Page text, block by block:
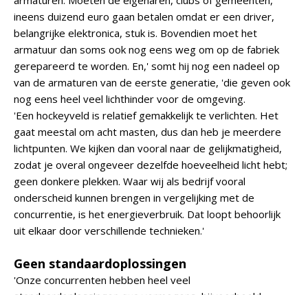
ineens duizend euro gaan betalen omdat er een driver,
belangrijke elektronica, stuk is. Bovendien moet het
armatuur dan soms ook nog eens weg om op de fabriek
gerepareerd te worden. En,' somt hij nog een nadeel op
van de armaturen van de eerste generatie, 'die geven ook
nog eens heel veel lichthinder voor de omgeving.
'Een hockeyveld is relatief gemakkelijk te verlichten. Het
gaat meestal om acht masten, dus dan heb je meerdere
lichtpunten. We kijken dan vooral naar de gelijkmatigheid,
zodat je overal ongeveer dezelfde hoeveelheid licht hebt;
geen donkere plekken. Waar wij als bedrijf vooral
onderscheid kunnen brengen in vergelijking met de
concurrentie, is het energieverbruik. Dat loopt behoorlijk
uit elkaar door verschillende technieken.'
Geen standaardoplossingen
'Onze concurrenten hebben heel veel